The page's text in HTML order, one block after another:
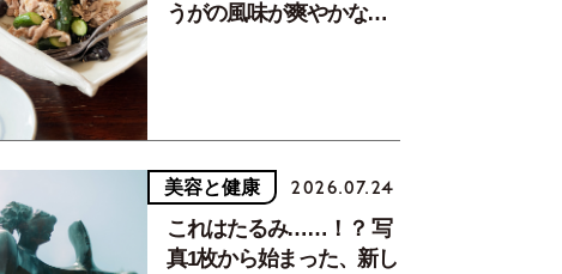
うがの風味が爽やかな、
美容と健康 2026.07.24
これはたるみ……！？ 写
真1枚から始まった、新し